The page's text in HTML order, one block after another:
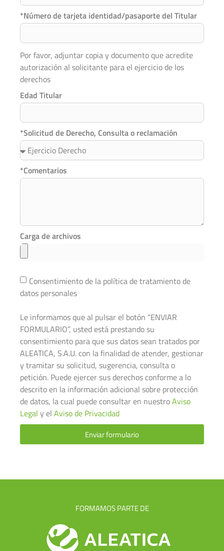
*Número de tarjeta identidad/pasaporte del Titular
Por favor, adjuntar copia y documento que acredite
autorización al solicitante para el ejercicio de los
derechos
Edad Titular
*Solicitud de Derecho, Consulta o reclamación
*Comentarios
Carga de archivos
Consentimiento de la política de tratamiento de
datos personales
Le informamos que al pulsar el botón “ENVIAR
FORMULARIO”, usted está prestando su
consentimiento para que sus datos sean tratados por
ALEATICA, S.A.U. con la finalidad de atender, gestionar
y tramitar su solicitud, sugerencia, consulta o
petición. Puede ejercer sus derechos conforme a lo
descrito en la información adicional sobre protección
de datos, la cual puede consultar en nuestroAviso
Legal y el Aviso de Privacidad
Enviar formulario
FORMAMOS PARTE DE